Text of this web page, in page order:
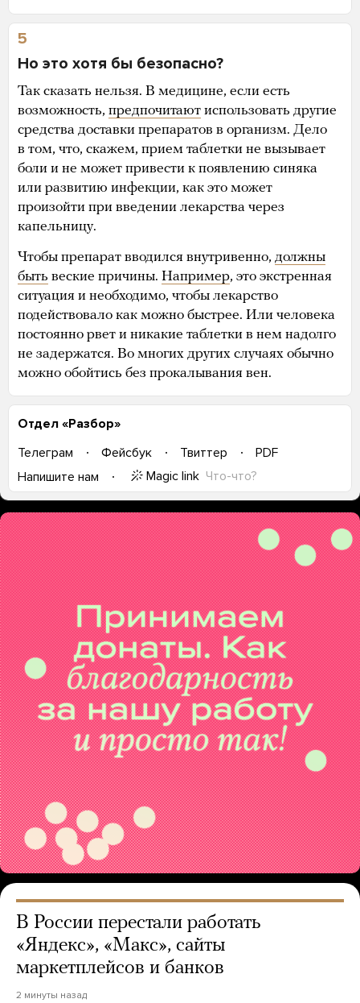
5
Но это хотя бы безопасно?
Так сказать нельзя. В медицине, если есть
возможность, предпочитают использовать другие
средства доставки препаратов в организм. Дело
в том, что, скажем, прием таблетки не вызывает
боли и не может привести к появлению синяка
или развитию инфекции, как это может
произойти при введении лекарства через
капельницу.
Чтобы препарат вводился внутривенно, должны
быть веские причины. Например, это экстренная
ситуация и необходимо, чтобы лекарство
подействовало как можно быстрее. Или человека
постоянно рвет и никакие таблетки в нем надолго
не задержатся. Во многих других случаях обычно
можно обойтись без прокалывания вен.
Отдел «Разбор»
Телеграм
Фейсбук Твиттер
PDF
Напишите нам
Magic link Что-что?
В России перестали работать
«Яндекс», «Макс», сайты
маркетплейсов и банков
2 минуты назад